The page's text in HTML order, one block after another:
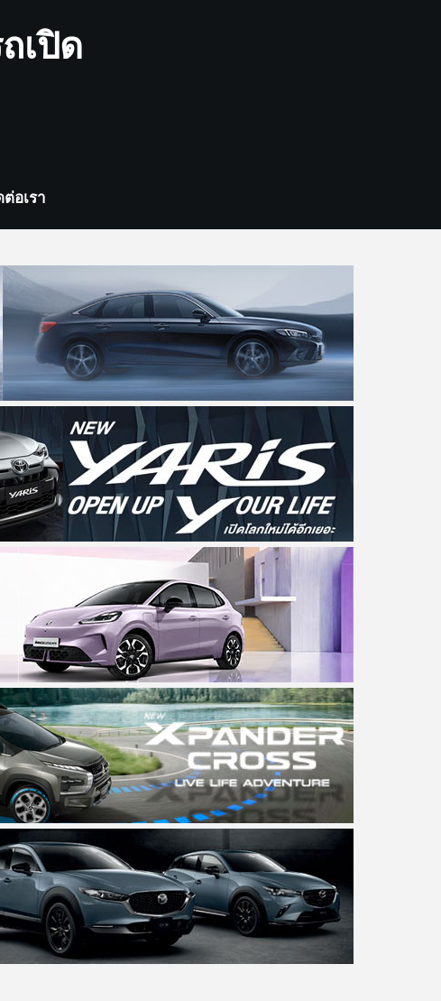
เปิด
อเรา